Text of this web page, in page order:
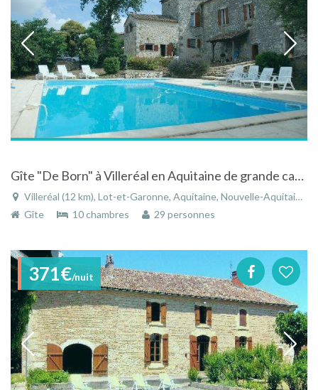
Gîte "De Born" à Villeréal en Aquitaine de grande capacité au calme avec piscine
Villeréal (12 km), Lot-et-Garonne, Aquitaine, Nouvelle-Aquitaine, France
Gîte
10 chambres 29 personnes
371€/nuit